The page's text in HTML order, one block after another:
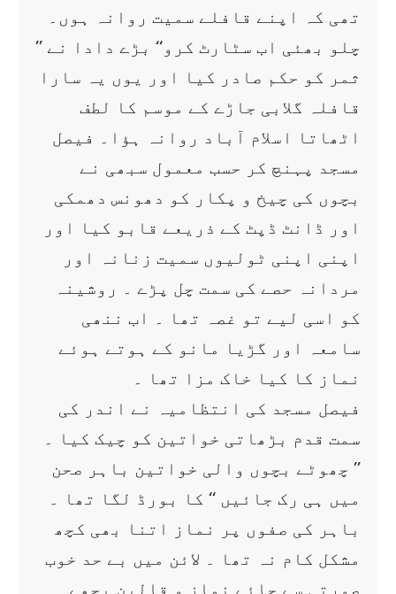
تھی کہ اپنے قافلے سمیت روانہ ہوں۔
’’ چلو بھئی اب سٹارٹ کرو‘‘ بڑے دادا نے
ثمر کو حکم صادر کیا اور یوں یہ سارا
قافلہ گلابی جاڑے کے موسم کا لطف
اٹھاتا اسلام آباد روانہ ہؤا۔ فیصل
مسجد پہنچ کر حسب معمول سبھی نے
بچوں کی چیخ و پکار کو دھونس دھمکی
اور ڈانٹ ڈپٹ کے ذریعے قابو کیا اور
اپنی اپنی ٹولیوں سمیت زنانہ اور
مردانہ حصے کی سمت چل پڑے ۔ روشینہ
کو اسی لیے تو غصہ تھا ۔ اب ننھی
سامعہ اور گڑیا مانو کے ہوتے ہوئے
نماز کا کیا خاک مزا تھا ۔
فیصل مسجد کی انتظامیہ نے اندر کی
سمت قدم بڑھاتی خواتین کو چیک کیا ۔
’’ چھوٹے بچوں والی خواتین باہر صحن
میں ہی رک جائیں ‘‘ کا بورڈ لگا تھا ۔
باہر کی صفوں پر نماز اتنا بھی کچھ
مشکل کام نہ تھا ۔ لائن میں بے حد خوب
صورتی سے جائے نماز و قالین بچھے